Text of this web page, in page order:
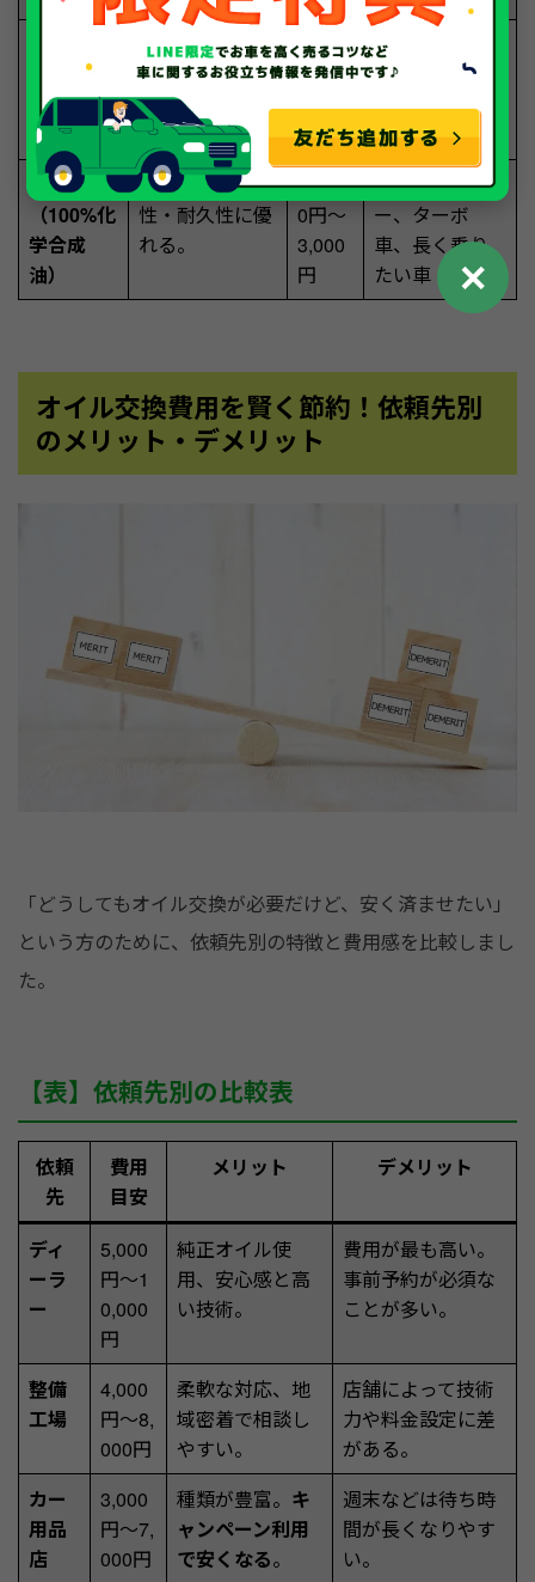
性能と価格のバ
ランスが良い。
約1,00
0円〜
1,500
円
日常使いから
高速走行まで
幅広く
全合成油
（100%化
学合成
油）
高性能で耐熱
性・耐久性に優
れる。
約1,50
0円〜
3,000
円
スポーツカ
ー、ターボ
車、長く乗り
たい車
オイル交換費用を賢く節約！依頼先別
のメリット・デメリット
「どうしてもオイル交換が必要だけど、安く済ませたい」
という方のために、依頼先別の特徴と費用感を比較しまし
た。
【表】依頼先別の比較表
依頼
先
費用
目安
メリット デメリット
ディ
ーラ
ー
5,000
円〜1
0,000
円
純正オイル使
用、安心感と高
い技術。
費用が最も高い。
事前予約が必須な
ことが多い。
整備
工場
4,000
円〜8,
000円
柔軟な対応、地
域密着で相談し
やすい。
店舗によって技術
力や料金設定に差
がある。
カー
用品
店
3,000
円〜7,
000円
種類が豊富。 キ
ャンペーン利用
で安くなる。
週末などは待ち時
間が長くなりやす
い。
✕